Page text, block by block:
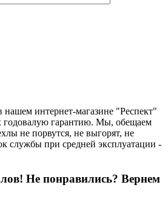
интернет-магазине "Респект"
гарантию. Мы, обещаем
не порвутся, не выгорят, не
службы при средней эксплуатации -
Не понравились? Вернем